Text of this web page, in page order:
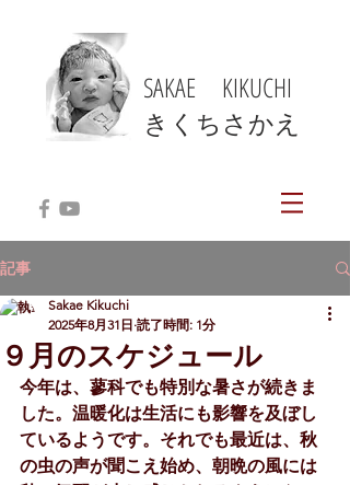
SAKAE KIKUCHI
​きくちさかえ
記事
９月のスケジュール
Sakae Kikuchi
2025年8月31日 読了時間: 1分
今年は、蓼科でも特別な暑さが続きま
した。温暖化は生活にも影響を及ぼし
ているようです。それでも最近は、秋
の虫の声が聞こえ始め、朝晩の風には